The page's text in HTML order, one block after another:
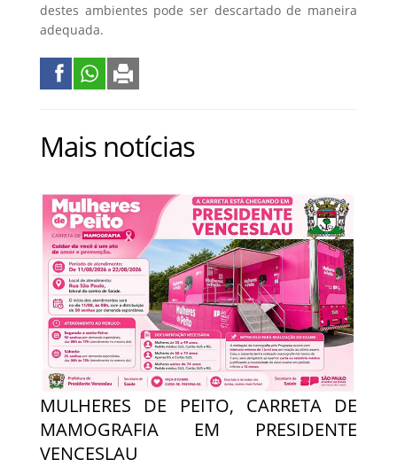
destes ambientes pode ser descartado de maneira
adequada.
Mais notícias
MULHERES DE PEITO, CARRETA DE
MAMOGRAFIA EM PRESIDENTE
VENCESLAU